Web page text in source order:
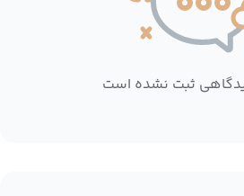
ثبت نشده است